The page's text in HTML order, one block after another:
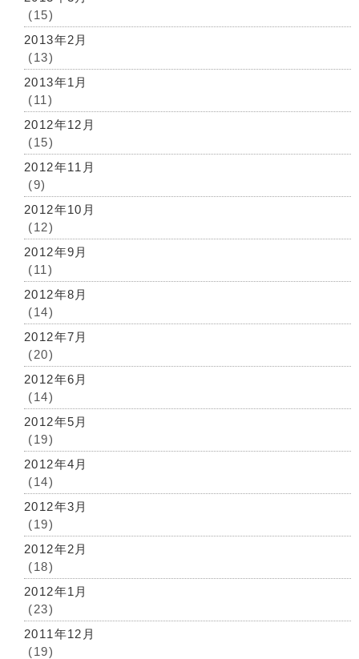
(15)
2013年2月
(13)
2013年1月
(11)
2012年12月
(15)
2012年11月
(9)
2012年10月
(12)
2012年9月
(11)
2012年8月
(14)
2012年7月
(20)
2012年6月
(14)
2012年5月
(19)
2012年4月
(14)
2012年3月
(19)
2012年2月
(18)
2012年1月
(23)
2011年12月
(19)